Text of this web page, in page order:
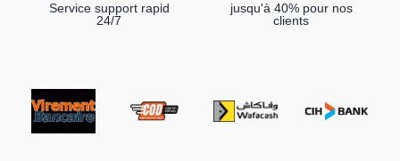
Service support rapid
24/7
jusqu'à 40% pour nos
clients